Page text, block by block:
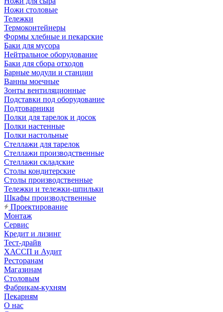
Ножи столовые
Тележки
Термоконтейнеры
Формы хлебные и пекарские
Баки для мусора
Нейтральное оборудование
Баки для сбора отходов
Барные модули и станции
Ванны моечные
Зонты вентиляционные
Подставки под оборудование
Подтоварники
Полки для тарелок и досок
Полки настенные
Полки настольные
Стеллажи для тарелок
Стеллажи производственные
Стеллажи складские
Столы кондитерские
Столы производственные
Тележки и тележки-шпильки
Шкафы производственные
Проектирование
Монтаж
Сервис
Кредит и лизинг
Тест-драйв
ХАССП и Аудит
Ресторанам
Магазинам
Столовым
Фабрикам-кухням
Пекарням
О нас